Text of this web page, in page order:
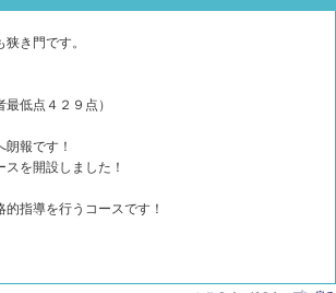
き門です。
低点４２９点）
報です！
を開設しました！
指導を行うコースです！